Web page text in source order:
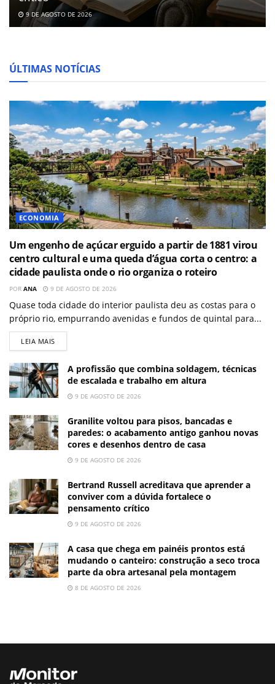
9 DE AGOSTO DE 2026
ÚLTIMAS NOTÍCIAS
ECONOMIA
Um engenho de açúcar erguido a partir de 1881 virou
centro cultural e uma queda d’água corta o centro: a
cidade paulista onde o rio organiza o roteiro
POR ANA 9 DE AGOSTO DE 2026
Quase toda cidade do interior paulista deu as costas para o
próprio rio, empurrando avenidas e fundos de quintal para...
LEIA MAIS
A profissão que combina soldagem, técnicas
de escalada e trabalho em altura
9 DE AGOSTO DE 2026
Granilite voltou para pisos, bancadas e
paredes: o acabamento antigo ganhou novas
cores e desenhos dentro de casa
9 DE AGOSTO DE 2026
Bertrand Russell acreditava que aprender a
conviver com a dúvida fortalece o
pensamento crítico
9 DE AGOSTO DE 2026
A casa que chega em painéis prontos está
mudando o canteiro: construção a seco troca
parte da obra artesanal pela montagem
8 DE AGOSTO DE 2026